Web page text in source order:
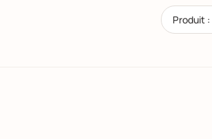
Produit :